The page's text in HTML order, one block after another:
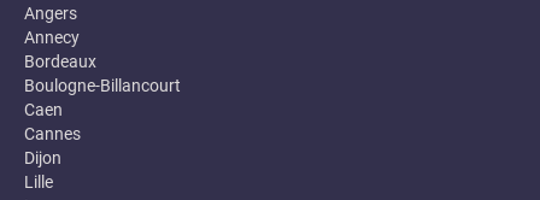
Angers
Annecy
Bordeaux
Boulogne-Billancourt
Caen
Cannes
Dijon
Lille